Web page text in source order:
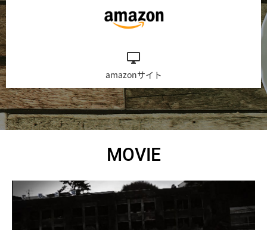
desktop_windows
amazonサイト
MOVIE